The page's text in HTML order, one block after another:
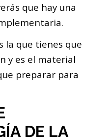
que hay una
la que tienes que
y es el material
preparar para
DE LA